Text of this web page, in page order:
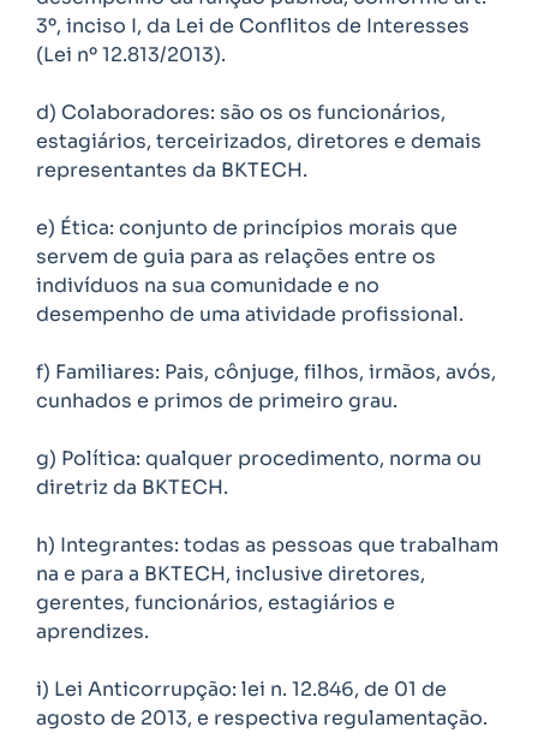
3º, inciso I, da Lei de Conflitos de Interesses
(Lei nº 12.813/2013).
d) Colaboradores: são os os funcionários,
estagiários, terceirizados, diretores e demais
representantes da BKTECH.
e) Ética: conjunto de princípios morais que
servem de guia para as relações entre os
indivíduos na sua comunidade e no
desempenho de uma atividade profissional.
f) Familiares: Pais, cônjuge, filhos, irmãos, avós,
cunhados e primos de primeiro grau.
g) Política: qualquer procedimento, norma ou
diretriz da BKTECH.
h) Integrantes: todas as pessoas que trabalham
na e para a BKTECH, inclusive diretores,
gerentes, funcionários, estagiários e
aprendizes.
i) Lei Anticorrupção: lei n. 12.846, de 01 de
agosto de 2013, e respectiva regulamentação.